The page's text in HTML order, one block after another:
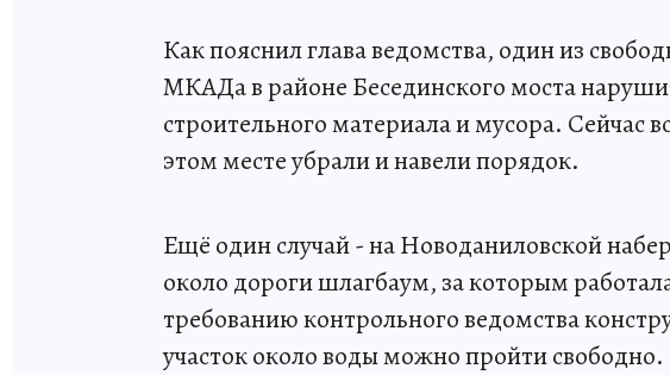
Как пояснил глава ведомства, один из
МКАДа в районе Бесединского моста
строительного материала и мусора. Сейчас
этом месте убрали и навели порядок.
Ещё один случай - на Новоданиловской
около дороги шлагбаум, за которым
требованию контрольного ведомства
участок около воды можно пройти свободно.